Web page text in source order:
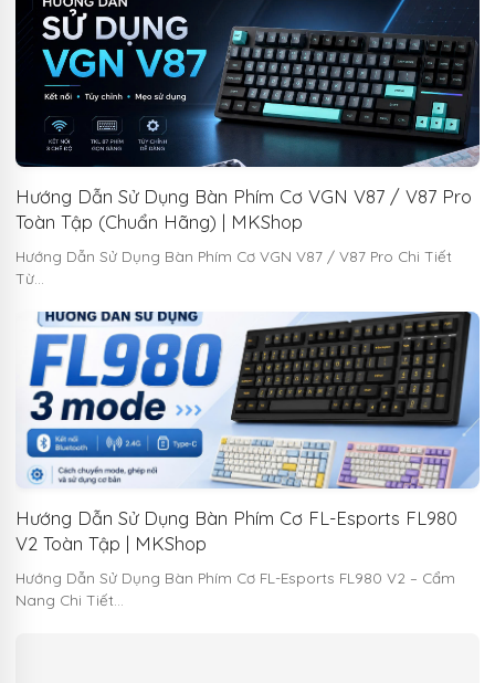
Hướng Dẫn Sử Dụng Bàn Phím Cơ VGN V87 / V87 Pro
Toàn Tập (Chuẩn Hãng) | MKShop
Hướng Dẫn Sử Dụng Bàn Phím Cơ VGN V87 / V87 Pro Chi Tiết
Từ…
Hướng Dẫn Sử Dụng Bàn Phím Cơ FL-Esports FL980
V2 Toàn Tập | MKShop
Hướng Dẫn Sử Dụng Bàn Phím Cơ FL-Esports FL980 V2 – Cẩm
Nang Chi Tiết…